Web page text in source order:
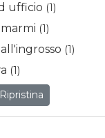
ufficio (1)
(1)
(1)
(1)
Ripristina